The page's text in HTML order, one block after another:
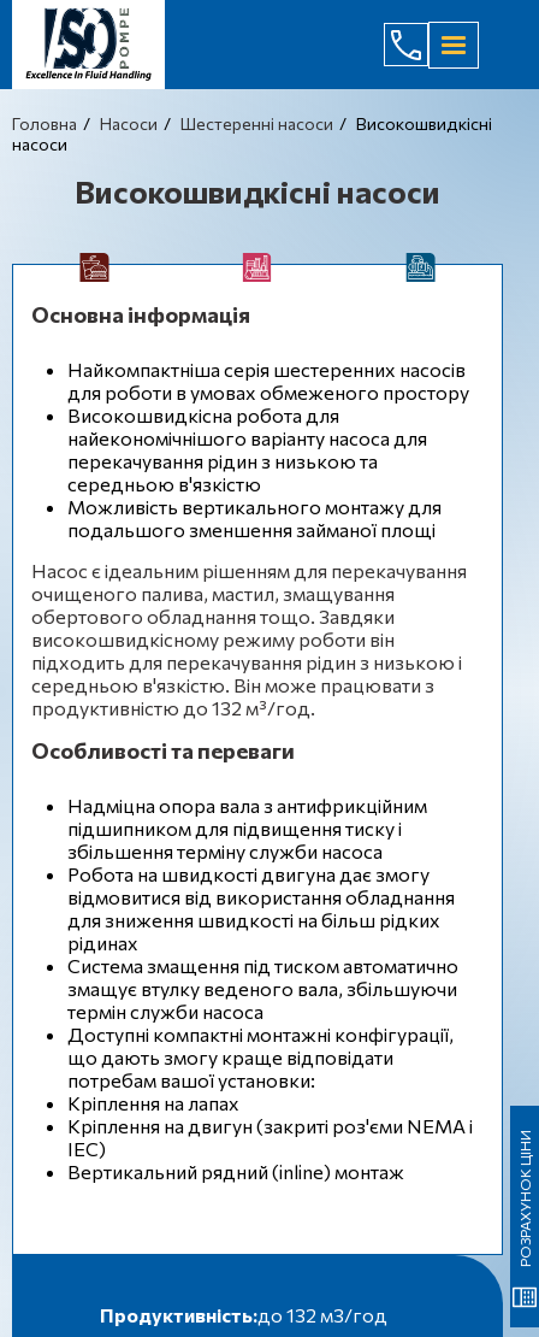
(044)
Головна Насоси Шестеренні насоси
Високошвидкісні
насоси
Високошвидкісні насоси
Основна інформація
Найкомпактніша серія шестеренних насосів
для роботи в умовах обмеженого простору
Високошвидкісна робота для
найекономічнішого варіанту насоса для
перекачування рідин з низькою та
середньою в'язкістю
Можливість вертикального монтажу для
подальшого зменшення займаної площі
Насос є ідеальним рішенням для перекачування
очищеного палива, мастил, змащування
обертового обладнання тощо. Завдяки
високошвидкісному режиму роботи він
підходить для перекачування рідин з низькою і
середньою в'язкістю. Він може працювати з
продуктивністю до 132 м³/год.
Особливості та переваги
Надміцна опора вала з антифрикційним
підшипником для підвищення тиску і
збільшення терміну служби насоса
Робота на швидкості двигуна дає змогу
відмовитися від використання обладнання
для зниження швидкості на більш рідких
рідинах
Система змащення під тиском автоматично
змащує втулку веденого вала, збільшуючи
термін служби насоса
Доступні компактні монтажні конфігурації,
що дають змогу краще відповідати
потребам вашої установки:
Кріплення на лапах
Кріплення на двигун (закриті роз'єми NEMA і
IEC)
Вертикальний рядний (inline) монтаж
Продуктивність:до 132 м3/год
РОЗРАХУНОК ЦІНИ